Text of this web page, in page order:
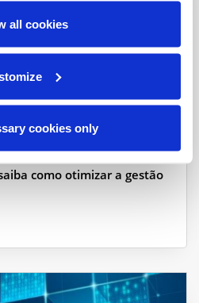
all cookies
cookies only
como otimizar a gestão